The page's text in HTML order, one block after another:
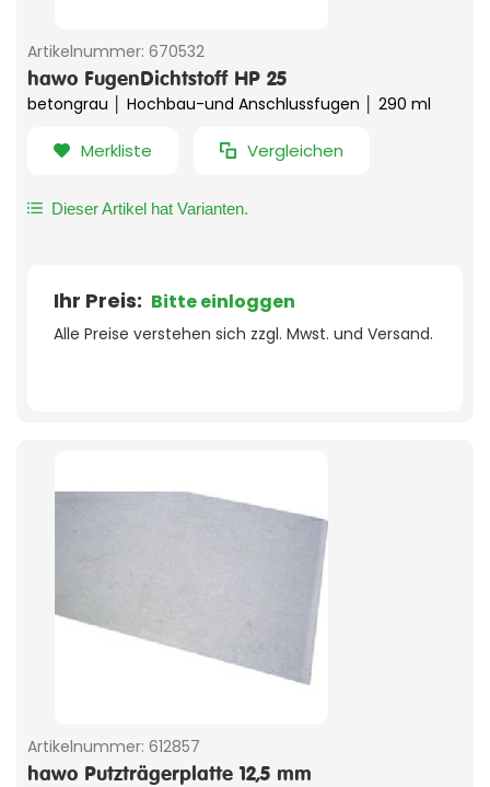
Artikelnummer: 670532
hawo FugenDichtstoff HP 25
betongrau │ Hochbau-und Anschlussfugen │ 290 ml
Merkliste Vergleichen
Dieser Artikel hat Varianten.
Ihr Preis: Bitte einloggen
Alle Preise verstehen sich zzgl. Mwst. und Versand.
Artikelnummer: 612857
hawo Putzträgerplatte 12,5 mm